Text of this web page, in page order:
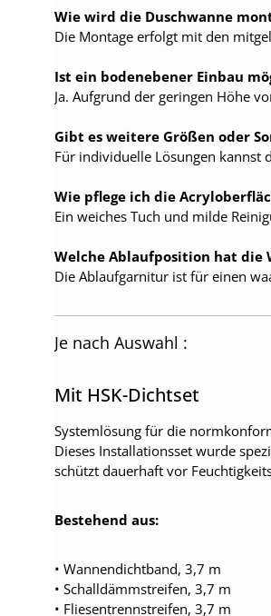
Wie wird die Duschwanne
Die Montage erfolgt mit den
Ist ein bodenebener Einbau
Ja. Aufgrund der geringen Höhe
Gibt es weitere Größen oder
Für individuelle Lösungen kannst
Wie pflege ich die
Ein weiches Tuch und milde
Welche Ablaufposition hat die
Die Ablaufgarnitur ist für einen
Je nach Auswahl :
Mit HSK-Dichtset
Systemlösung für die
Dieses Installationsset wurde
schützt dauerhaft vor
Bestehend aus:
• Wannendichtband, 3,7 m
• Schalldämmstreifen, 3,7 m
• Fliesentrennstreifen, 3,7 m